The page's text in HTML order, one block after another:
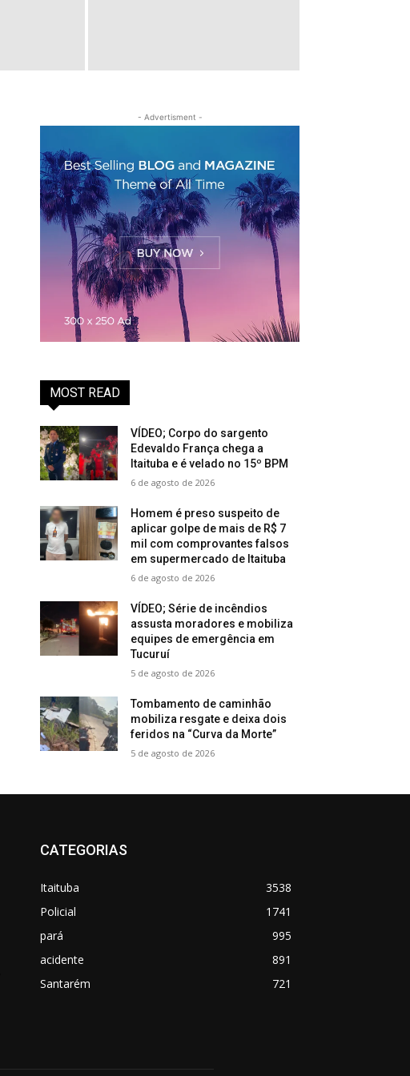
- Advertisment -
MOST READ
VÍDEO; Corpo do sargento
Edevaldo França chega a
Itaituba e é velado no 15º BPM
6 de agosto de 2026
Homem é preso suspeito de
aplicar golpe de mais de R$ 7
mil com comprovantes falsos
em supermercado de Itaituba
6 de agosto de 2026
VÍDEO; Série de incêndios
assusta moradores e mobiliza
equipes de emergência em
Tucuruí
5 de agosto de 2026
Tombamento de caminhão
mobiliza resgate e deixa dois
feridos na “Curva da Morte”
5 de agosto de 2026
CATEGORIAS
Itaituba
3538
Policial
1741
pará
995
acidente
891
Santarém
721